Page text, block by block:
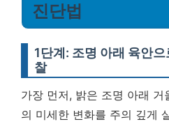
진단법
1단계: 조명 아래 육안
찰
가장 먼저, 밝은 조명 아래 거
의 미세한 변화를 주의 깊게